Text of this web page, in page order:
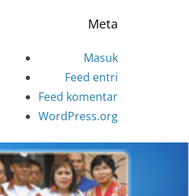
Meta
Masuk
Feed entri
Feed komentar
WordPress.org